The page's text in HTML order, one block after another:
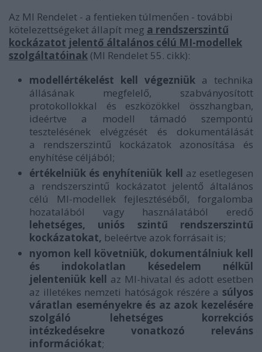
Az MI Rendelet - a fentieken túlmenően - további
kötelezettségeket állapít meg a rendszerszintű
kockázatot jelentő általános célú MI-modellek
szolgáltatóinak (MI Rendelet 55. cikk):
modellértékelést kell végezniük a technika
állásának megfelelő, szabványosított
protokollokkal és eszközökkel összhangban,
ideértve a modell támadó szempontú
tesztelésének elvégzését és dokumentálását
a rendszerszintű kockázatok azonosítása és
enyhítése céljából;
értékelniük és enyhíteniük kell az esetlegesen
a rendszerszintű kockázatot jelentő általános
célú MI-modellek fejlesztéséből, forgalomba
hozatalából vagy használatából eredő
lehetséges, uniós szintű rendszerszintű
kockázatokat, beleértve azok forrásait is;
nyomon kell követniük, dokumentálniuk kell
és indokolatlan késedelem nélkül
jelenteniük kell az MI-hivatal és adott esetben
az illetékes nemzeti hatóságok részére a súlyos
váratlan eseményekre és az azok kezelésére
szolgáló lehetséges korrekciós
intézkedésekre vonatkozó releváns
információkat;